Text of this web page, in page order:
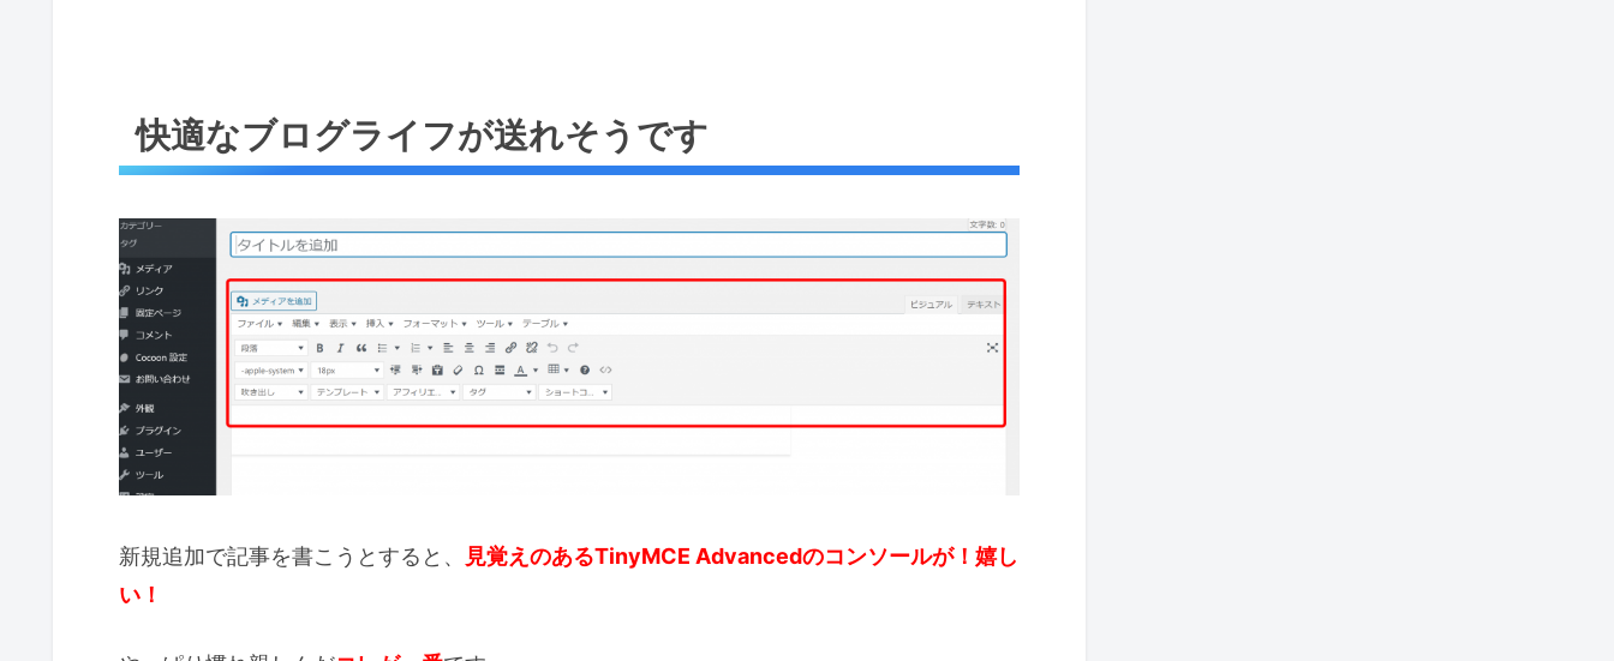
快適なブログライフが送れそうです
新規追加で記事を書こうとすると、
見覚えのあるTinyMCE Advancedのコンソールが！嬉し
い！